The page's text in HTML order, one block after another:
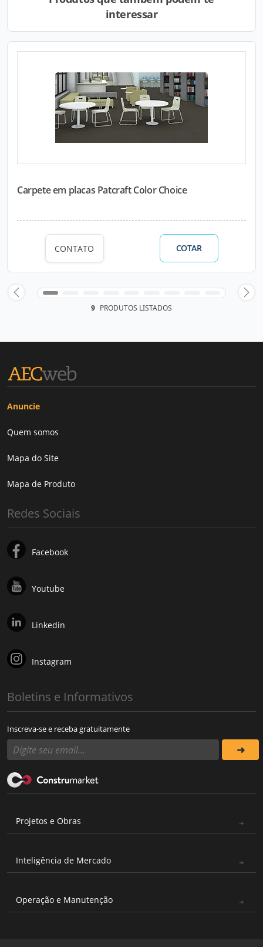
interessar
Carpete em placas Patcraft Color Choice
CONTATO COTAR
9 PRODUTOS LISTADOS
Anuncie
Quem somos
Mapa do Site
Mapa de Produto
Redes Sociais
Facebook
Youtube
Linkedin
Instagram
Boletins e Informativos
Inscreva-se e receba gratuitamente
Projetos e Obras
Inteligência de Mercado
Operação e Manutenção